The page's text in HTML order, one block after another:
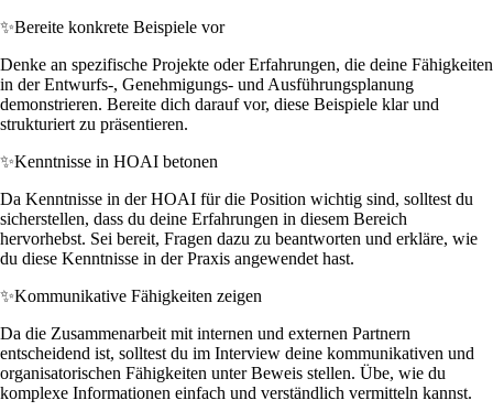
✨Bereite konkrete Beispiele vor
Denke an spezifische Projekte oder Erfahrungen, die deine Fähigkeiten
in der Entwurfs-, Genehmigungs- und Ausführungsplanung
demonstrieren. Bereite dich darauf vor, diese Beispiele klar und
strukturiert zu präsentieren.
✨Kenntnisse in HOAI betonen
Da Kenntnisse in der HOAI für die Position wichtig sind, solltest du
sicherstellen, dass du deine Erfahrungen in diesem Bereich
hervorhebst. Sei bereit, Fragen dazu zu beantworten und erkläre, wie
du diese Kenntnisse in der Praxis angewendet hast.
✨Kommunikative Fähigkeiten zeigen
Da die Zusammenarbeit mit internen und externen Partnern
entscheidend ist, solltest du im Interview deine kommunikativen und
organisatorischen Fähigkeiten unter Beweis stellen. Übe, wie du
komplexe Informationen einfach und verständlich vermitteln kannst.